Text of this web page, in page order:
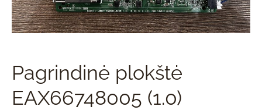
Pagrindinė plokštė
EAX66748005 (1.0)